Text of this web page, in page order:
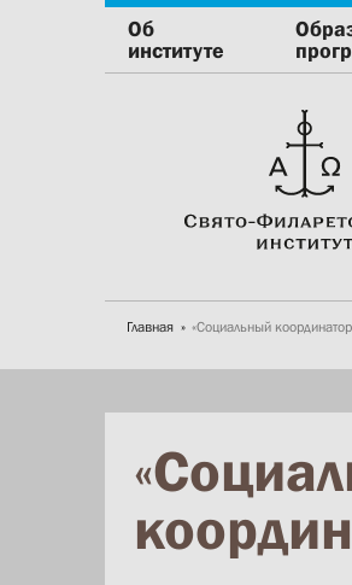
Об
институте
Главная «Социальный